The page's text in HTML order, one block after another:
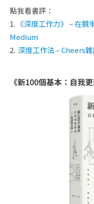
點我看書評：
1. 《深度工作力》 – 在
Medium
2. 深度工作法 – Cheers
《新100個基本：自我更